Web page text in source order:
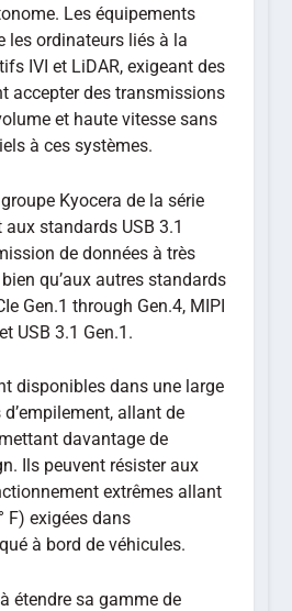
Les équipements
les ordinateurs liés à la
IVI et LiDAR, exigeant des
accepter des transmissions
et haute vitesse sans
à ces systèmes.
Kyocera de la série
standards USB 3.1
de données à très
qu’aux autres standards
Gen.1 through Gen.4, MIPI
USB 3.1 Gen.1.
disponibles dans une large
allant de
davantage de
Ils peuvent résister aux
extrêmes allant
F) exigées dans
à bord de véhicules.
étendre sa gamme de